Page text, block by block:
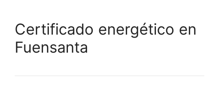
Certificado energético en
Fuensanta